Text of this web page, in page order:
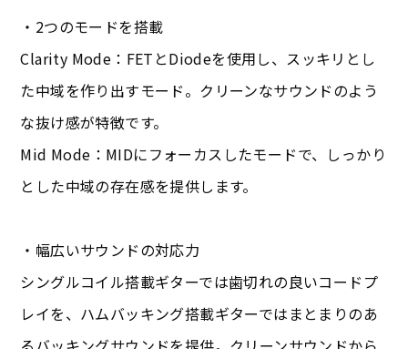
・2つのモードを搭載
Clarity Mode：FETとDiodeを使用し、スッキリとし
た中域を作り出すモード。クリーンなサウンドのよう
な抜け感が特徴です。
Mid Mode：MIDにフォーカスしたモードで、しっかり
とした中域の存在感を提供します。
・幅広いサウンドの対応力
シングルコイル搭載ギターでは歯切れの良いコードプ
レイを、ハムバッキング搭載ギターではまとまりのあ